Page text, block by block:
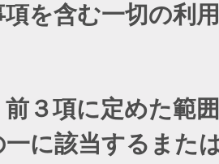
を含む一切の利
３項に定めた範
一に該当するまた